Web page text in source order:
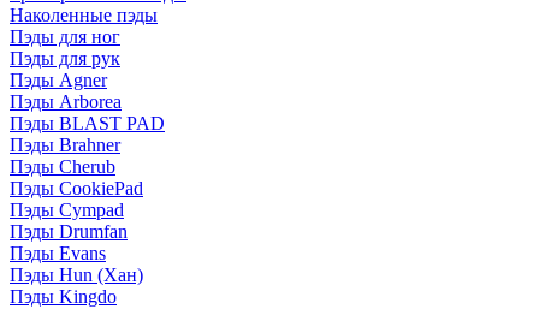
Наколенные пэды
Пэды для ног
Пэды для рук
Пэды Agner
Пэды Arborea
Пэды BLAST PAD
Пэды Brahner
Пэды Cherub
Пэды CookiePad
Пэды Cympad
Пэды Drumfan
Пэды Evans
Пэды Hun (Хан)
Пэды Kingdo